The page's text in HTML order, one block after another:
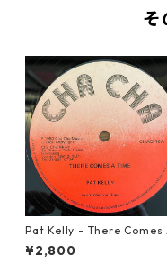
そ
Pat Kelly - There Comes
ime【12-50057】
¥2,800